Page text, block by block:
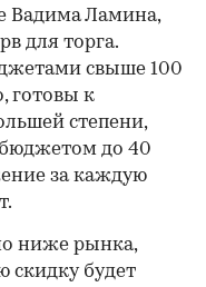
Вадима Ламина,
для торга.
свыше 100
готовы к
степени,
бюджетом до 40
за каждую
ниже рынка,
скидку будет